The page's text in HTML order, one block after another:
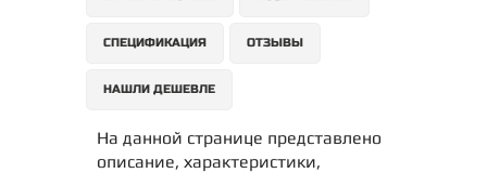
СПЕЦИФИКАЦИЯ ОТЗЫВЫ
НАШЛИ ДЕШЕВЛЕ
На данной странице представлено
описание, характеристики,